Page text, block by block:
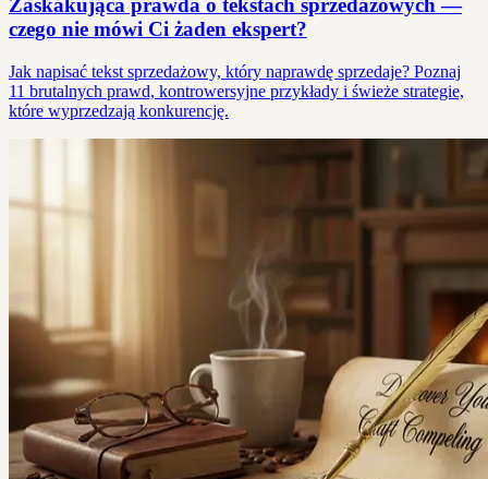
Zaskakująca prawda o tekstach sprzedażowych —
czego nie mówi Ci żaden ekspert?
Jak napisać tekst sprzedażowy, który naprawdę sprzedaje? Poznaj
11 brutalnych prawd, kontrowersyjne przykłady i świeże strategie,
które wyprzedzają konkurencję.